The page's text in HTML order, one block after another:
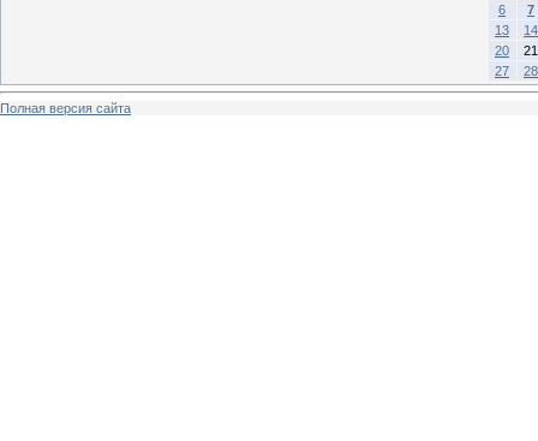
6
7
13
14
20
21
27
28
Полная версия сайта